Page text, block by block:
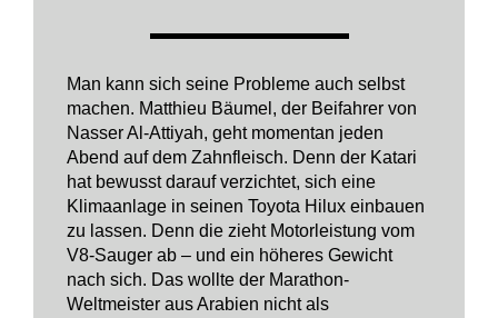
Man kann sich seine Probleme auch selbst
machen. Matthieu Bäumel, der Beifahrer von
Nasser Al-Attiyah, geht momentan jeden
Abend auf dem Zahnfleisch. Denn der Katari
hat bewusst darauf verzichtet, sich eine
Klimaanlage in seinen Toyota Hilux einbauen
zu lassen. Denn die zieht Motorleistung vom
V8-Sauger ab – und ein höheres Gewicht
nach sich. Das wollte der Marathon-
Weltmeister aus Arabien nicht als